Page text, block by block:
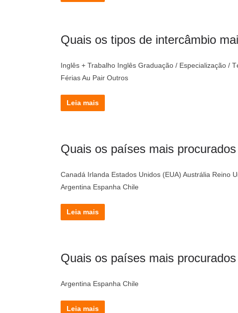
Quais os tipos de intercâmbio
Inglês + Trabalho Inglês Graduação / Especialização /
Férias Au Pair Outros
Leia mais
Quais os países mais
Canadá Irlanda Estados Unidos (EUA) Austrália Reino
Argentina Espanha Chile
Leia mais
Quais os países mais
Argentina Espanha Chile
Leia mais